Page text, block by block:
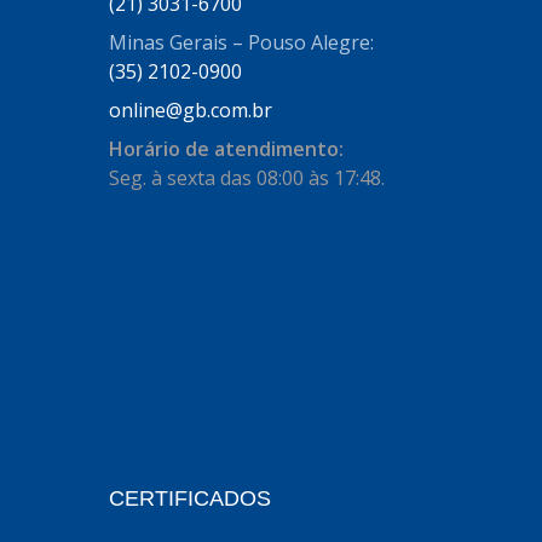
BECA FREIOS (25)
BOSAL
BRASMECK (656)
COMALTECH/JPEMA
Minas Gerais – Pouso Alegre:
(35) 2102-0900
online@gb.com.br
Horário de atendimento:
Seg. à sexta das 08:00 às 17:48.
CERTIFICADOS